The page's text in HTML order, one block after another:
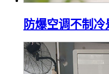
防爆空调不制冷